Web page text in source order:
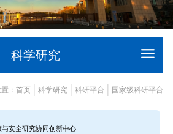
科学研究
： 首页 科学研究 科研平台 国家级科研平台
与安全研究协同创新中心